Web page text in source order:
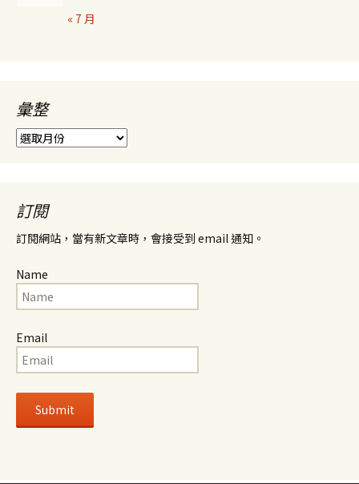
« 7 月
彙整
彙
整
訂閱
訂閱網站，當有新文章時，會接受到 email 通知。
Name
Email